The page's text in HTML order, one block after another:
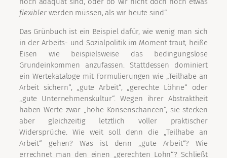
flexiblerwerden müssen, als wir heute sind“.
Das Grünbuch ist ein Beispiel dafür, wie wenig man sich
in der Arbeits- und Sozialpolitik im Moment traut, heiße
Eisen wie beispielsweise das bedingungslose
Grundeinkommen anzufassen. Stattdessen dominiert
ein Wertekataloge mit Formulierungen wie „Teilhabe an
Arbeit sichern“, „gute Arbeit“, „gerechte Löhne“ oder
„gute Unternehmenskultur“. Wegen ihrer Abstraktheit
haben Werte zwar „hohe Konsenschancen“, sie stecken
aber gleichzeitig letztlich voller praktischer
Widersprüche. Wie weit soll denn die „Teilhabe an
Arbeit“ gehen? Was ist denn „gute Arbeit“? Wie
errechnet man den einen „gerechten Lohn“? Schließt